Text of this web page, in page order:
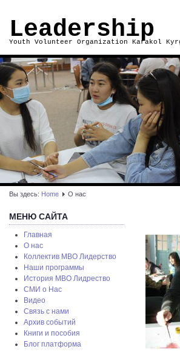
Leadership
Youth Volunteer Organization Karakol
Вы здесь: Home О нас
МЕНЮ САЙТА
Главная
О нас
Коллектив МВО Лидерство
Наши программы
История МВО Лидрество
СМИ о Нас
Видео
Связь с нами
Архив событий
Книги и пособия
Блог платформа